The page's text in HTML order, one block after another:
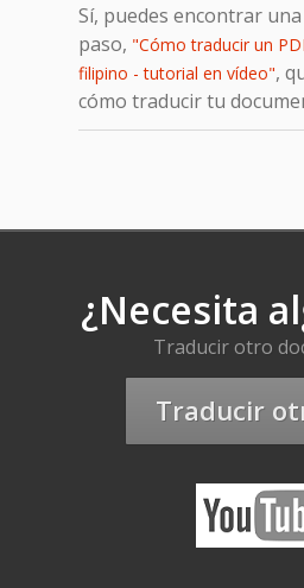
Sí, puedes encontrar
paso, "Cómo traducir un
filipino - tutorial en vídeo",
cómo traducir tu
¿Necesita
Traducir otro
Traducir